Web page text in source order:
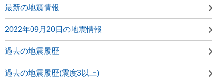
最新の地震情報
2022年09月20日の地震情報
過去の地震履歴
過去の地震履歴(震度3以上)